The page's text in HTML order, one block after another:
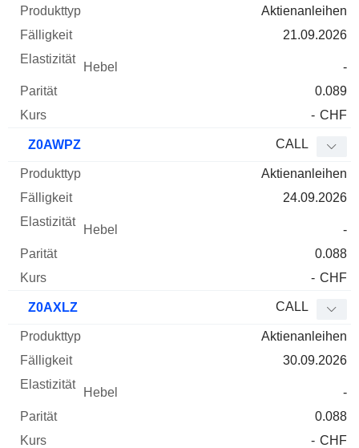
Aktienanleihen
21.09.2026
-
0.089
- CHF
Z0AWPZ CALL
Aktienanleihen
24.09.2026
-
0.088
- CHF
Z0AXLZ CALL
Aktienanleihen
30.09.2026
-
0.088
- CHF